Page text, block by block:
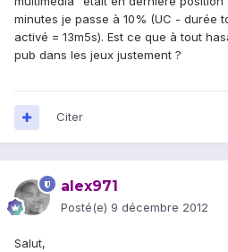
minutes je passe à 10% (UC - durée
activé = 13m5s). Est ce que à tout
pub dans les jeux justement ?
Citer
alex971
Posté(e) 9 décembre 2012
Salut,